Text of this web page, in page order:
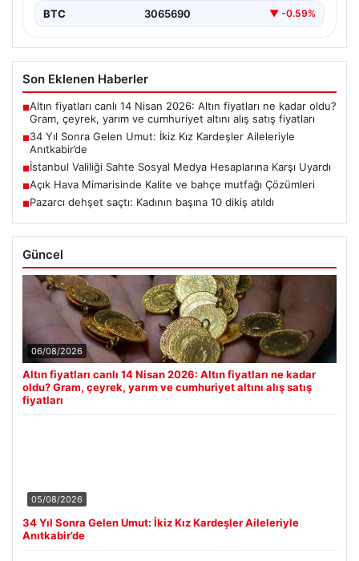
BTC 3065690 ▼ -0.59%
Son Eklenen Haberler
■Altın fiyatları canlı 14 Nisan 2026: Altın fiyatları ne kadar oldu?
Gram, çeyrek, yarım ve cumhuriyet altını alış satış fiyatları
■34 Yıl Sonra Gelen Umut: İkiz Kız Kardeşler Aileleriyle
Anıtkabir’de
■İstanbul Valiliği Sahte Sosyal Medya Hesaplarına Karşı Uyardı
■Açık Hava Mimarisinde Kalite ve bahçe mutfağı Çözümleri
■Pazarcı dehşet saçtı: Kadının başına 10 dikiş atıldı
Güncel
06/08/2026
Altın fiyatları canlı 14 Nisan 2026: Altın fiyatları ne kadar
oldu? Gram, çeyrek, yarım ve cumhuriyet altını alış satış
fiyatları
05/08/2026
34 Yıl Sonra Gelen Umut: İkiz Kız Kardeşler Aileleriyle
Anıtkabir’de